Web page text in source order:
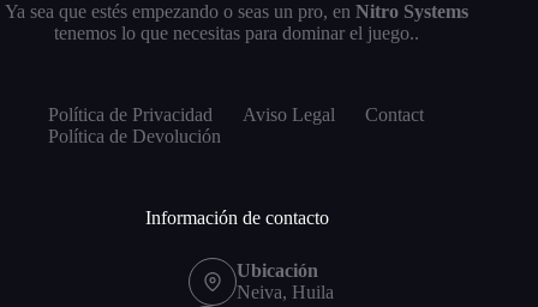
Ya sea que estés empezando o seas un pro, enNitro Systems
tenemos lo que necesitas para dominar el juego..
Política de Privacidad Aviso Legal
Contact
Política de Devolución
Información de contacto
Ubicación
Neiva, Huila